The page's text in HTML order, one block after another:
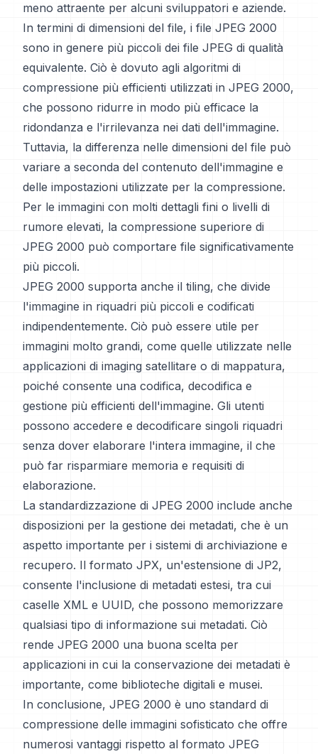
meno attraente per alcuni sviluppatori e aziende.
In termini di dimensioni del file, i file JPEG 2000
sono in genere più piccoli dei file JPEG di qualità
equivalente. Ciò è dovuto agli algoritmi di
compressione più efficienti utilizzati in JPEG 2000,
che possono ridurre in modo più efficace la
ridondanza e l'irrilevanza nei dati dell'immagine.
Tuttavia, la differenza nelle dimensioni del file può
variare a seconda del contenuto dell'immagine e
delle impostazioni utilizzate per la compressione.
Per le immagini con molti dettagli fini o livelli di
rumore elevati, la compressione superiore di
JPEG 2000 può comportare file significativamente
più piccoli.
JPEG 2000 supporta anche il tiling, che divide
l'immagine in riquadri più piccoli e codificati
indipendentemente. Ciò può essere utile per
immagini molto grandi, come quelle utilizzate nelle
applicazioni di imaging satellitare o di mappatura,
poiché consente una codifica, decodifica e
gestione più efficienti dell'immagine. Gli utenti
possono accedere e decodificare singoli riquadri
senza dover elaborare l'intera immagine, il che
può far risparmiare memoria e requisiti di
elaborazione.
La standardizzazione di JPEG 2000 include anche
disposizioni per la gestione dei metadati, che è un
aspetto importante per i sistemi di archiviazione e
recupero. Il formato JPX, un'estensione di JP2,
consente l'inclusione di metadati estesi, tra cui
caselle XML e UUID, che possono memorizzare
qualsiasi tipo di informazione sui metadati. Ciò
rende JPEG 2000 una buona scelta per
applicazioni in cui la conservazione dei metadati è
importante, come biblioteche digitali e musei.
In conclusione, JPEG 2000 è uno standard di
compressione delle immagini sofisticato che offre
numerosi vantaggi rispetto al formato JPEG